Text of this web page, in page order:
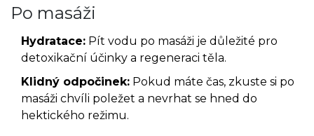
Po masáži
Hydratace: Pít vodu po masáži je důležité pro
detoxikační účinky a regeneraci těla.
Klidný odpočinek: Pokud máte čas, zkuste si po
masáži chvíli poležet a nevrhat se hned do
hektického režimu.